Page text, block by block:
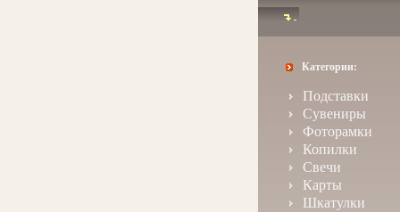
Категории:
Подставки
Сувениры
Фоторамки
Копилки
Свечи
Карты
Шкатулки